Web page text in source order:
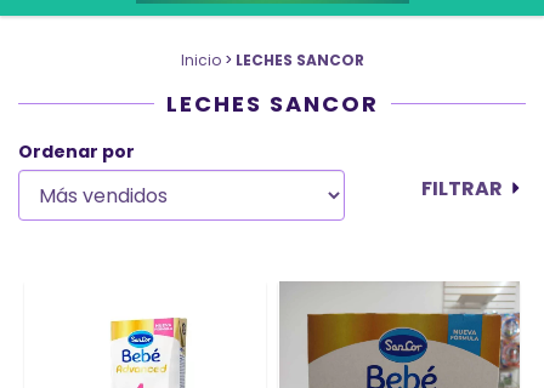
Inicio > LECHES SANCOR
LECHES SANCOR
Ordenar por
FILTRAR